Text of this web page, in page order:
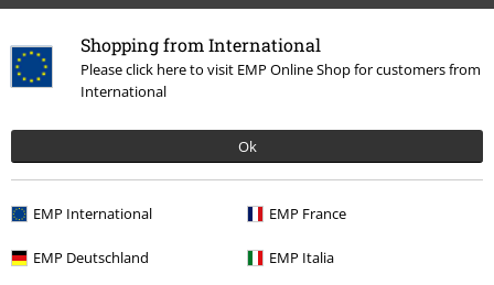
Shopping from International
Please click here to visit EMP Online Shop for customers from
International
Ok
EMP International EMP France
EMP Deutschland EMP Italia
Meer categorieën. Meer opties.
Sale % Media Vinyl
Band Merch Alternative Indie
Band Merch Foo Fighters